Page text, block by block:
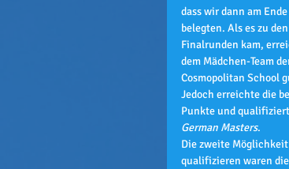
dass wir dann am
belegten. Als es zu
Finalrunden kam,
dem Mädchen-Team
Cosmopolitan School
Jedoch erreichte die
Punkte und
German Masters.
Die zweite
qualifizieren waren